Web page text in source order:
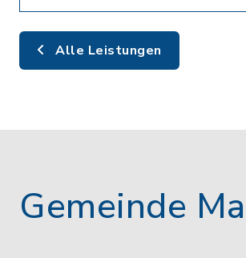
Alle Leistungen
Gemeinde